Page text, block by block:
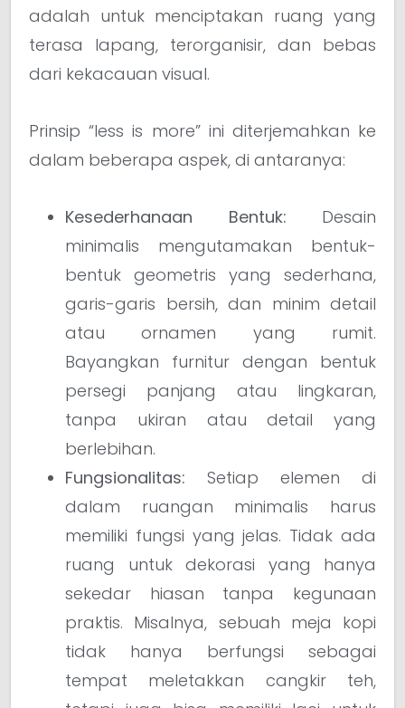
adalah untuk menciptakan ruang yang
terasa lapang, terorganisir, dan bebas
dari kekacauan visual.
Prinsip “less is more” ini diterjemahkan ke
dalam beberapa aspek, di antaranya:
Kesederhanaan Bentuk: Desain
minimalis mengutamakan bentuk-
bentuk geometris yang sederhana,
garis-garis bersih, dan minim detail
atau ornamen yang rumit.
Bayangkan furnitur dengan bentuk
persegi panjang atau lingkaran,
tanpa ukiran atau detail yang
berlebihan.
Fungsionalitas: Setiap elemen di
dalam ruangan minimalis harus
memiliki fungsi yang jelas. Tidak ada
ruang untuk dekorasi yang hanya
sekedar hiasan tanpa kegunaan
praktis. Misalnya, sebuah meja kopi
tidak hanya berfungsi sebagai
tempat meletakkan cangkir teh,